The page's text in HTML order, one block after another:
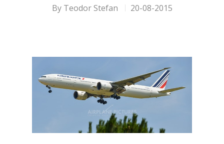
By Teodor Stefan 20-08-2015